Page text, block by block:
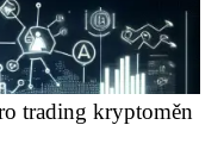
trading kryptoměn